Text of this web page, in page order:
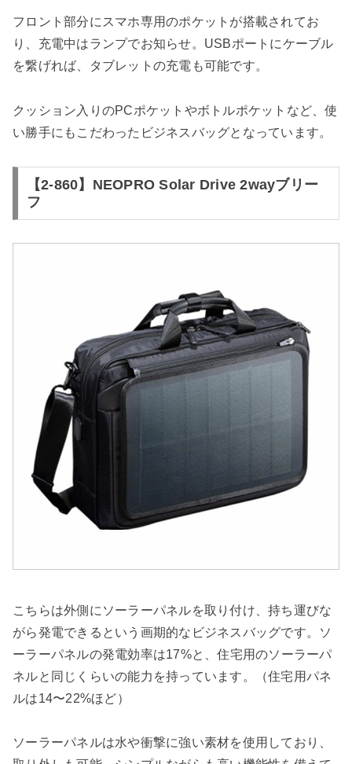
フロント部分にスマホ専用のポケットが搭載されてお
り、充電中はランプでお知らせ。USBポートにケーブル
を繋げれば、タブレットの充電も可能です。
クッション入りのPCポケットやボトルポケットなど、使
い勝手にもこだわったビジネスバッグとなっています。
【2-860】NEOPRO Solar Drive 2wayブリー
フ
こちらは外側にソーラーパネルを取り付け、持ち運びな
がら発電できるという画期的なビジネスバッグです。ソ
ーラーパネルの発電効率は17%と、住宅用のソーラーパ
ネルと同じくらいの能力を持っています。（住宅用パネ
ルは14〜22%ほど）
ソーラーパネルは水や衝撃に強い素材を使用しており、